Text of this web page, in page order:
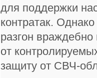
для поддержки
контратак.
разгон
от
защиту от СВЧ-